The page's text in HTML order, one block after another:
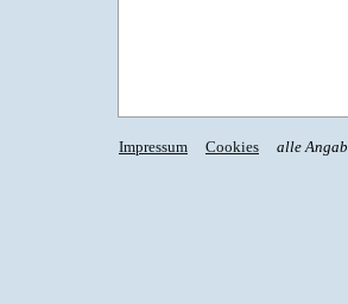
Impressum Cookies alle